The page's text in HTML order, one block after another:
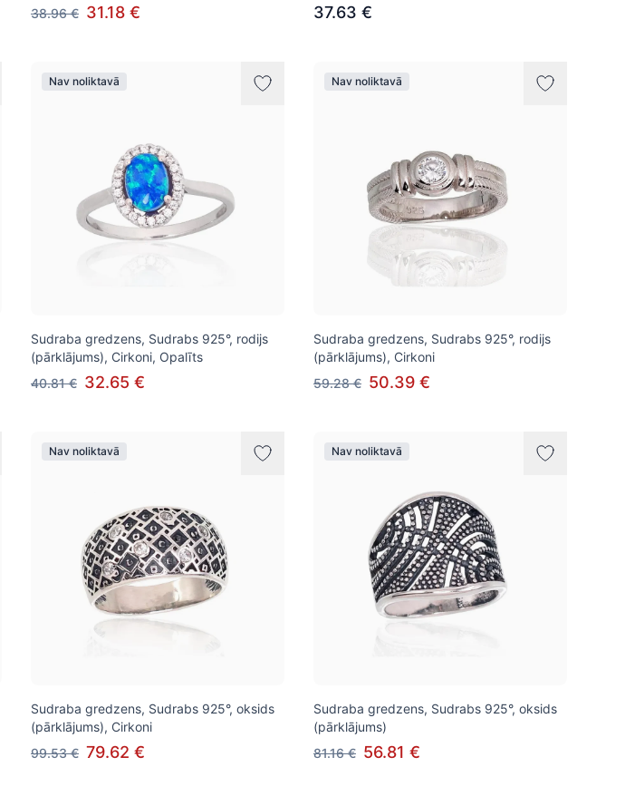
38.96 € 31.18 € 37.63 €
Nav noliktavā
Sudraba gredzens, Sudrabs 925°, rodijs
(pārklājums), Cirkoni, Opalīts
40.81 € 32.65 €
Nav noliktavā
Sudraba gredzens, Sudrabs 925°, rodijs
(pārklājums), Cirkoni
59.28 € 50.39 €
Nav noliktavā
Sudraba gredzens, Sudrabs 925°, oksids
(pārklājums), Cirkoni
99.53 € 79.62 €
Nav noliktavā
Sudraba gredzens, Sudrabs 925°, oksids
(pārklājums)
81.16 € 56.81 €